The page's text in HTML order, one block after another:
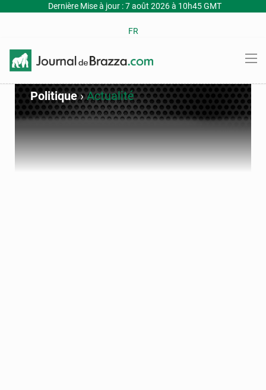
Dernière Mise à jour : 7 août 2026 à 10h45 GMT
FR
Politique›Actualité